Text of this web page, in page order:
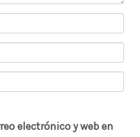
electrónico y web en